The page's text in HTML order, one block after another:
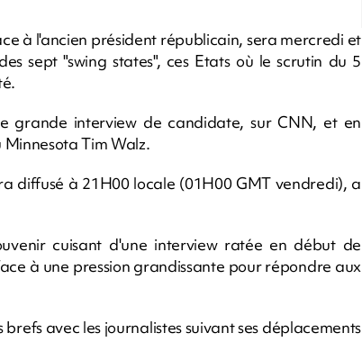
à l'ancien président républicain, sera mercredi et
sept "swing states", ces Etats où le scrutin du 5
grande interview de candidate, sur CNN, et en
Tim Walz.
diffusé à 21H00 locale (01H00 GMT vendredi), a
cuisant d'une interview ratée en début de
à une pression grandissante pour répondre aux
avec les journalistes suivant ses déplacements